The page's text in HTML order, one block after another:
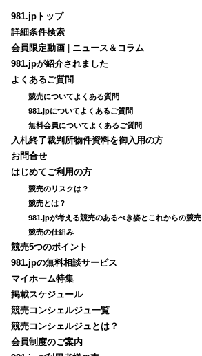
981.jpトップ
詳細条件検索
会員限定動画
ニュース＆コラム
981.jpが紹介されました
よくあるご質問
競売についてよくある質問
981.jpについてよくあるご質問
無料会員についてよくあるご質問
入札終了裁判所物件資料を御入用の方
お問合せ
はじめてご利用の方
競売のリスクは？
競売とは？
981.jpが考える競売のあるべき姿とこれからの競売
競売の仕組み
競売5つのポイント
981.jpの無料相談サービス
マイホーム特集
掲載スケジュール
競売コンシェルジュ一覧
競売コンシェルジュとは？
会員制度のご案内